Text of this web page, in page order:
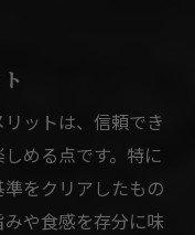
ットは、信頼でき
める点です。特に
をクリアしたもの
や食感を存分に味